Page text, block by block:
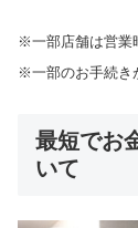
※一部店舗は営業
※一部のお手続き
最短でお
いて